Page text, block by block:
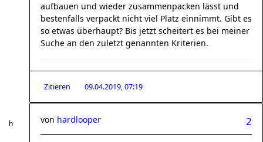
aufbauen und wieder zusammenpacken lässt und
bestenfalls verpackt nicht viel Platz einnimmt. Gibt es
so etwas überhaupt? Bis jetzt scheitert es bei meiner
Suche an den zuletzt genannten Kriterien.
Zitieren 09.04.2019, 07:19
2
von hardlooper